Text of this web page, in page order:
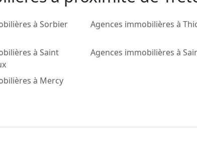
à Sorbier Agences immobilières à
à Saint
Agences immobilières à
à Mercy